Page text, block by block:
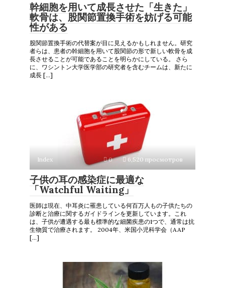
幹細胞を用いて成長させた「生きた」
軟骨は、股関節置換手術を妨げる可能
性がある
股関節置換手術の代替案が目に見えるかもしれません。研究
者らは、患者の幹細胞を用いて股関節の形で新しい軟骨を成
長させることが可能であることを明らかにしている。 さら
に、ワシントン大学医学部の研究者を含むチームは、新たに
成長 […]
Index 0 6,520 просмотров
子供の耳の感染症に最適な
「Watchful Waiting」
医師は現在、中耳炎に罹患している何百万人もの子供たちの
診断と治療に関するガイドラインを更新しています。これ
は、子供が遭遇する最も標準的な細菌疾患の1つで、通常は抗
生物質で治療されます。 2004年、米国小児科学会（AAP
[…]